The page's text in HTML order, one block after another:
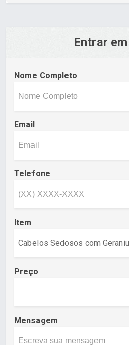
Entrar
Nome Completo
Email
Telefone
Item
Preço
Mensagem